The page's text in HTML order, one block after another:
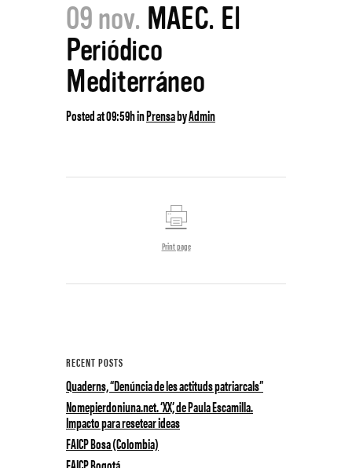
09 nov. MAEC. El
Periódico
Mediterráneo
Posted at 09:59hinPrensabyAdmin
Print page
RECENT POSTS
Quaderns, “Denúncia de les actituds patriarcals”
Nomepierdoniuna.net. ‘XX’, de Paula Escamilla.
Impacto para resetear ideas
FAICP Bosa (Colombia)